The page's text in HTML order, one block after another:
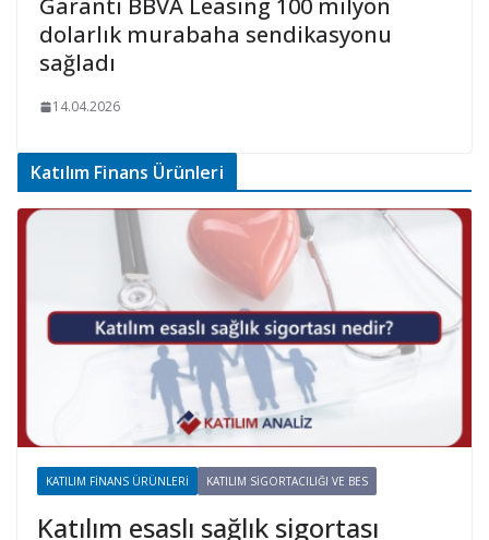
Garanti BBVA Leasing 100 milyon
dolarlık murabaha sendikasyonu
sağladı
14.04.2026
Katılım Finans Ürünleri
KATILIM FINANS ÜRÜNLERI KATILIM SIGORTACILIĞI VE BES
Katılım esaslı sağlık sigortası